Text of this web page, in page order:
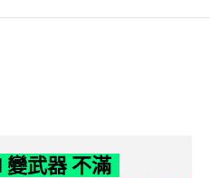
變武器 不滿